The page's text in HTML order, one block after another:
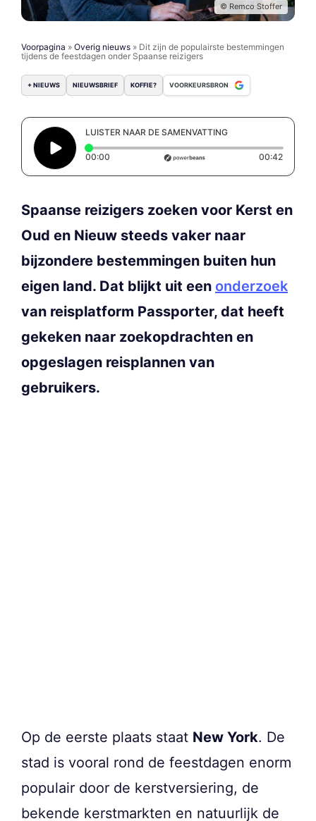
© Remco Stoffer
Voorpagina » Overig nieuws » Dit zijn de populairste bestemmingen
tijdens de feestdagen onder Spaanse reizigers
+ NIEUWS NIEUWSBRIEF KOFFIE? VOORKEURSBRON
LUISTER NAAR DE SAMENVATTING
00:00 Elapsed time: 0 seconds 00:42
Spaanse reizigers zoeken voor Kerst en
Oud en Nieuw steeds vaker naar
bijzondere bestemmingen buiten hun
eigen land. Dat blijkt uit een onderzoek
van reisplatform Passporter, dat heeft
gekeken naar zoekopdrachten en
opgeslagen reisplannen van
gebruikers.
Op de eerste plaats staat New York. De
stad is vooral rond de feestdagen enorm
populair door de kerstversiering, de
bekende kerstmarkten en natuurlijk de